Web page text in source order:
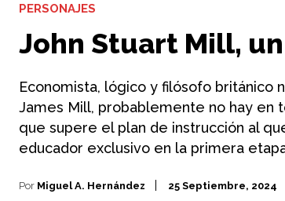
PERSONAJES
John Stuart Mill,
Economista, lógico y filósofo británico
James Mill, probablemente no hay en
que supere el plan de instrucción al
educador exclusivo en la primera
Por Miguel A. Hernández 25 Septiembre, 2024